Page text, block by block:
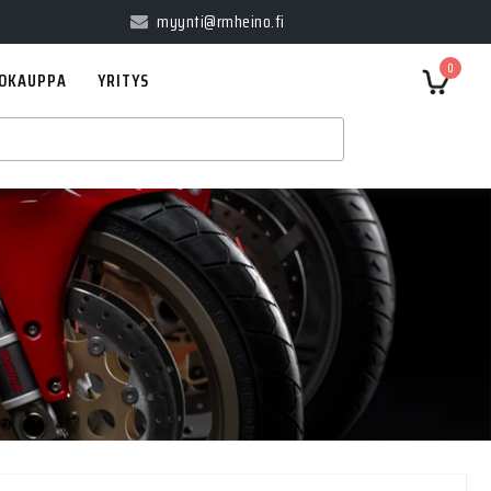
myynti@rmheino.fi
0
YRITYS